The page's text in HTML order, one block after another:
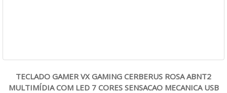
TECLADO GAMER VX GAMING CERBERUS ROSA ABNT2
MULTIMÍDIA COM LED 7 CORES SENSACAO MECANICA USB